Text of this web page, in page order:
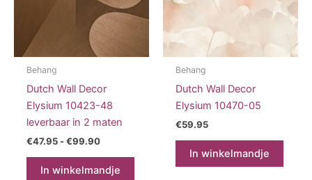
Behang
Dutch Wall Decor
Elysium 10423-48
leverbaar in 2 maten
€47.95 - €99.90Prijsklasse:
tot
€99.90
In winkelmandje
Dit
Behang
Dutch Wall Decor
Elysium 10470-05
€59.95
In winkelmandje